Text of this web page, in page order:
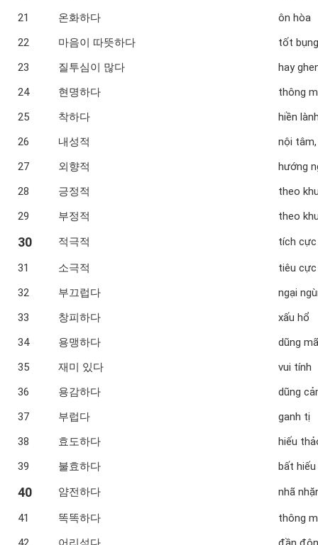
21 온화하다
ôn hòa
22
마음이 따뜻하다
tốt
23
질투심이 많다
hay
24
현명하다
thông
25
착하다
hiền
26
내성적
nội
27
외향적
hướng
28
긍정적
theo
29
부정적 theo
30 적극적 tích cực
31 소극적
tiêu cực
32
부끄럽다
ngại
33
창피하다
xấu hổ
34
용맹하다
dũng
35
재미 있다
vui tính
36
용감하다
dũng
37
부럽다
ganh tị
38
효도하다
hiếu
39
불효하다 bất hiếu
40 얌전하다 nhã
41 똑똑하다
thông